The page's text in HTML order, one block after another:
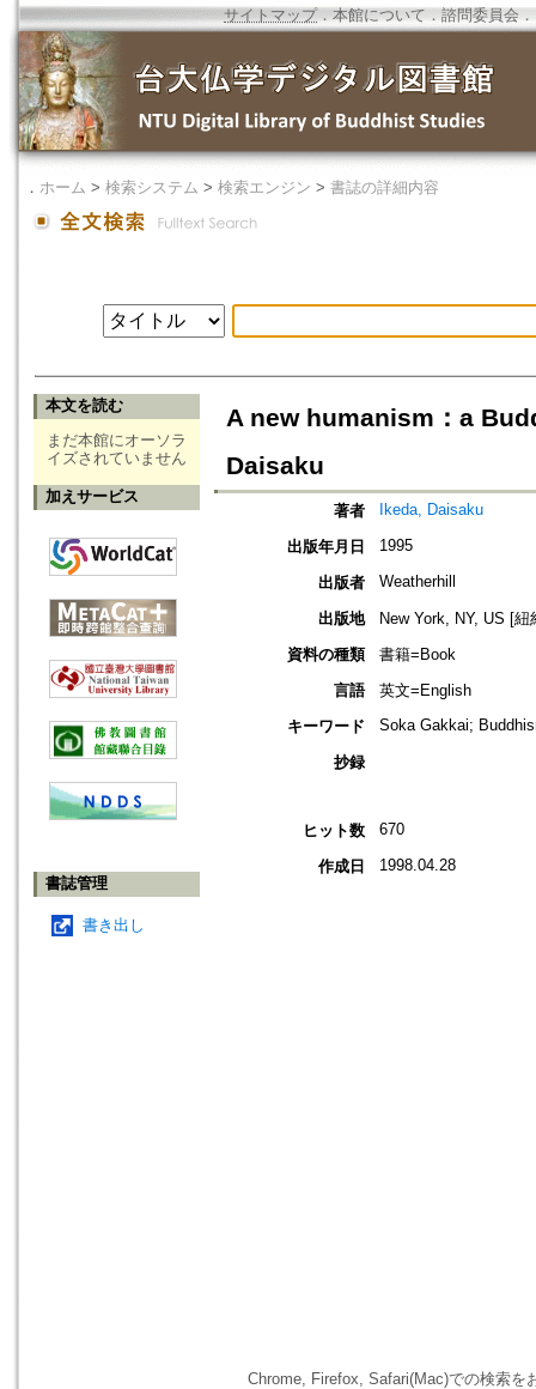
サイトマップ．本館について ． 諮問委員会 ．
． ホーム > 検索システム > 検索エンジン > 書誌の詳細内容
本文を読む
まだ本館にオーソラ
イズされていません
加えサービス
書誌管理
書き出し
A new humanism：a
Daisaku
著者 Ikeda, Daisaku
出版年月日 1995
出版者 Weatherhill
出版地
New York, NY, US [
資料の種類
書籍=Book
言語
英文=English
キーワード
Soka Gakkai;
抄録
ヒット数 670
作成日 1998.04.28
Chrome, Firefox, Safari(Mac)での検索を